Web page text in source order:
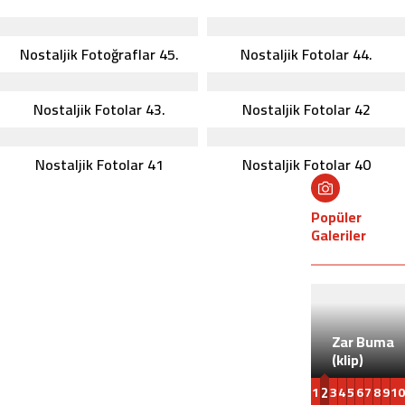
Nostaljik Fotoğraflar 45. Nostaljik Fotolar 44.
Nostaljik Fotolar 43. Nostaljik Fotolar 42
Nostaljik Fotolar 41
Nostaljik Fotolar 40
Popüler
Galeriler
Zar Buma
(klip)
12345678910